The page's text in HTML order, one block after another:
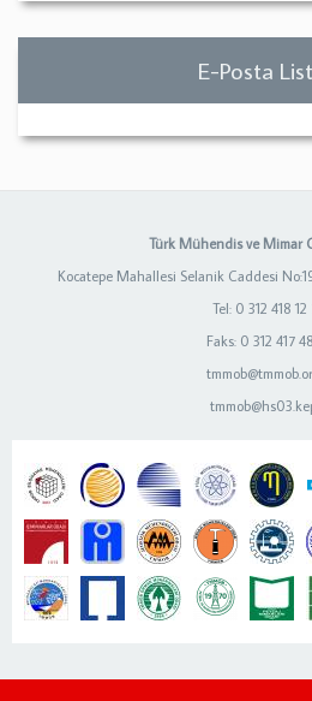
E-Posta
Türk Mühendis ve Mimar
Kocatepe Mahallesi Selanik Caddesi
Tel: 0 312 418 12
Faks: 0 312 417